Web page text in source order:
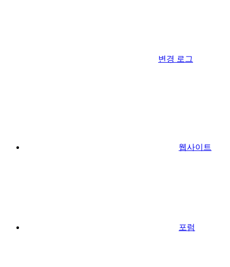
변경 로그
웹사이트
포럼